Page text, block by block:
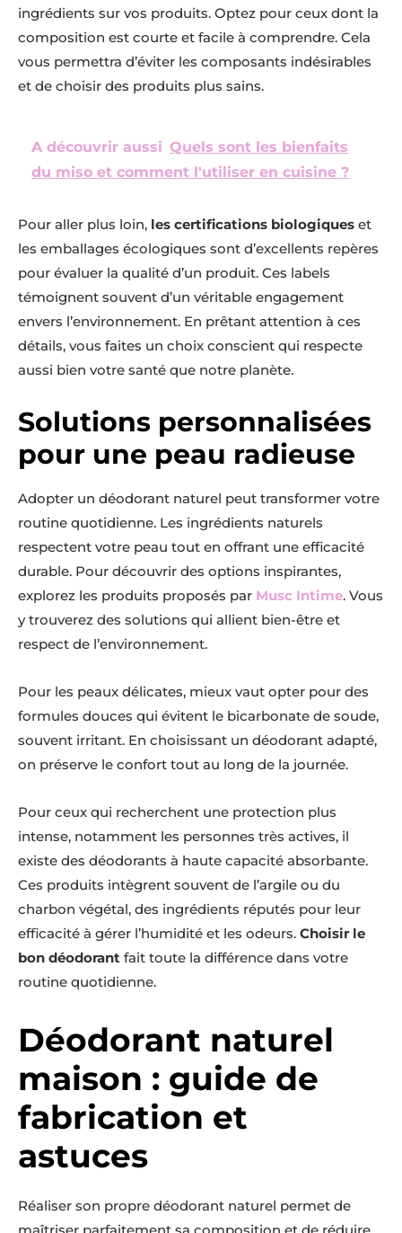
ingrédients sur vos produits. Optez pour ceux dont la
composition est courte et facile à comprendre. Cela
vous permettra d’éviter les composants indésirables
et de choisir des produits plus sains.
A découvrir aussi Quels sont les bienfaits
du miso et comment l'utiliser en cuisine ?
Pour aller plus loin, les certifications biologiques et
les emballages écologiques sont d’excellents repères
pour évaluer la qualité d’un produit. Ces labels
témoignent souvent d’un véritable engagement
envers l’environnement. En prêtant attention à ces
détails, vous faites un choix conscient qui respecte
aussi bien votre santé que notre planète.
Solutions personnalisées
pour une peau radieuse
Adopter un déodorant naturel peut transformer votre
routine quotidienne. Les ingrédients naturels
respectent votre peau tout en offrant une efficacité
durable. Pour découvrir des options inspirantes,
explorez les produits proposés par Musc Intime. Vous
y trouverez des solutions qui allient bien-être et
respect de l’environnement.
Pour les peaux délicates, mieux vaut opter pour des
formules douces qui évitent le bicarbonate de soude,
souvent irritant. En choisissant un déodorant adapté,
on préserve le confort tout au long de la journée.
Pour ceux qui recherchent une protection plus
intense, notamment les personnes très actives, il
existe des déodorants à haute capacité absorbante.
Ces produits intègrent souvent de l’argile ou du
charbon végétal, des ingrédients réputés pour leur
efficacité à gérer l’humidité et les odeurs. Choisir le
bon déodorant fait toute la différence dans votre
routine quotidienne.
Déodorant naturel
maison : guide de
fabrication et
astuces
Réaliser son propre déodorant naturel permet de